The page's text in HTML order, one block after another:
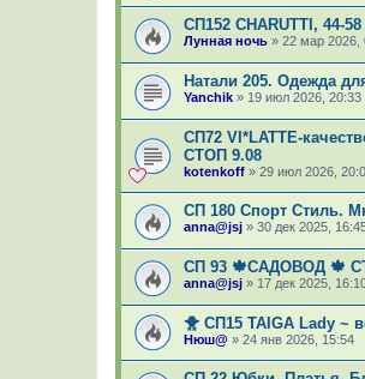
СП152 СНАRUТТI, 44-
Лунная ночь » 22 мар 2026,
Натали 205. Одежда
Yanchik » 19 июл 2026, 20:33
СП72 VI*LATTE-
СТОП 9.08
kotenkoff » 29 июл 2026,
СП 180 Спорт Стиль.
anna@jsj » 30 дек 2025,
СП 93 🍁САДОВОД 🍁
anna@jsj » 17 дек 2025,
🐥 СП15 TAIGA Lady ~
Нюш@ » 24 янв 2026, 15:54